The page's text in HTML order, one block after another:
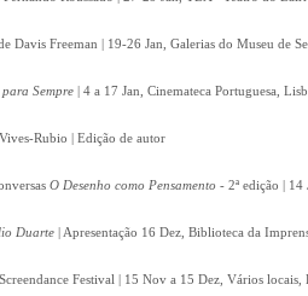
Davis Freeman | 19-26 Jan, Galerias do Museu de
Sempre | 4 a 17 Jan, Cinemateca Portuguesa,
Vives-Rubio | Edição de autor
O Desenho como Pensamento - 2ª edição |
Duarte | Apresentação 16 Dez, Biblioteca da
Festival | 15 Nov a 15 Dez, Vários locais,